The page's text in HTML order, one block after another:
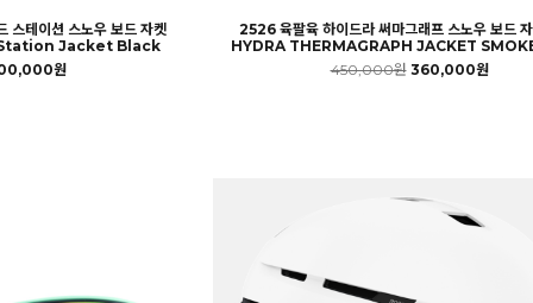
스테이션 스노우 보드 자켓
Jacket Black
원
2526 육팔육 하이드라 써마그래프 스노우 보드
HYDRA THERMAGRAPH JACKET
450,000원 360,000원